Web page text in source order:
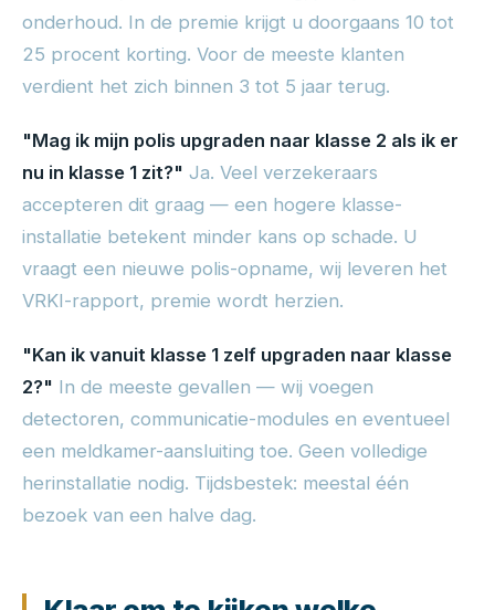
onderhoud. In de premie krijgt u doorgaans 10 tot
25 procent korting. Voor de meeste klanten
verdient het zich binnen 3 tot 5 jaar terug.
"Mag ik mijn polis upgraden naar klasse 2 als ik er
nu in klasse 1 zit?" Ja. Veel verzekeraars
accepteren dit graag — een hogere klasse-
installatie betekent minder kans op schade. U
vraagt een nieuwe polis-opname, wij leveren het
VRKI-rapport, premie wordt herzien.
"Kan ik vanuit klasse 1 zelf upgraden naar klasse
2?" In de meeste gevallen — wij voegen
detectoren, communicatie-modules en eventueel
een meldkamer-aansluiting toe. Geen volledige
herinstallatie nodig. Tijdsbestek: meestal één
bezoek van een halve dag.